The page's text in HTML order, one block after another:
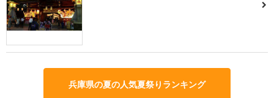
兵庫県の夏の人気夏祭りランキング